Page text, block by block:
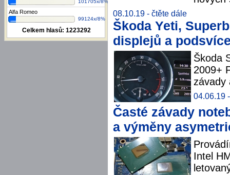
101705x/8%
Alfa Romeo
99124x/8%
Celkem hlasů: 1223292
08.10.19 - čtěte dále
Škoda Yeti,
displejů a
Škoda
2009+
závady
04.06.19 -
Časté závady
a výměny
Intel